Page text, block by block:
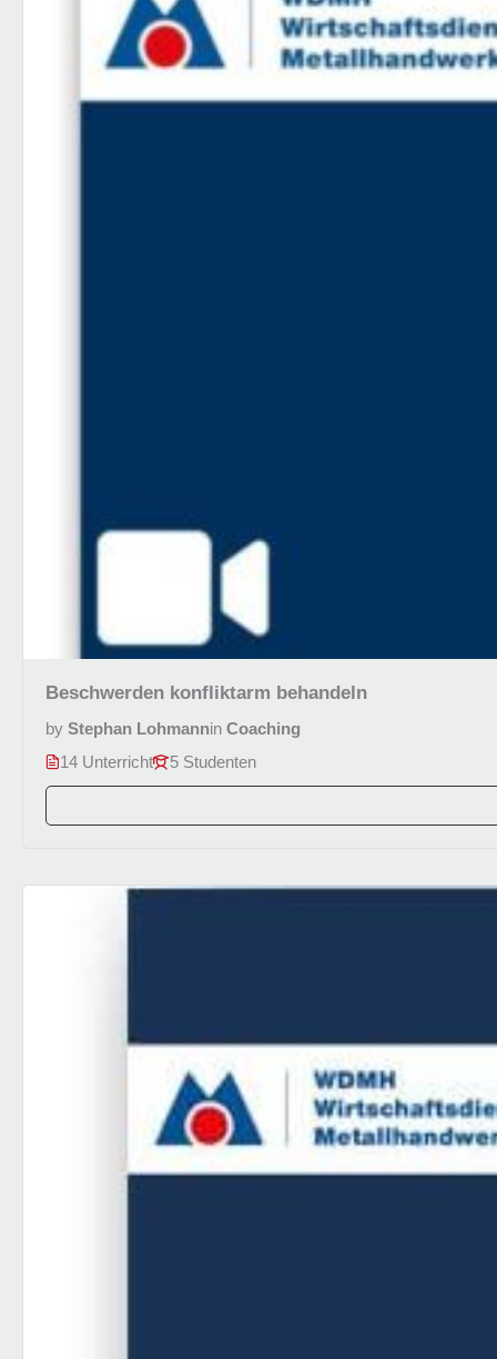
Beschwerden konfliktarm behandeln
by Stephan Lohmannin Coaching
14 Unterricht
5 Studenten